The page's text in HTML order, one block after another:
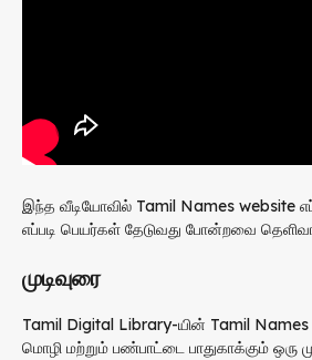
இந்த வீடியோவில் Tamil Names website
எப்படி பெயர்கள் தேடுவது போன்றவை
முடிவுரை
Tamil Digital Library-யின் Tamil Names
மொழி மற்றும் பண்பாட்டை பாதுகாக்கும் ஒரு